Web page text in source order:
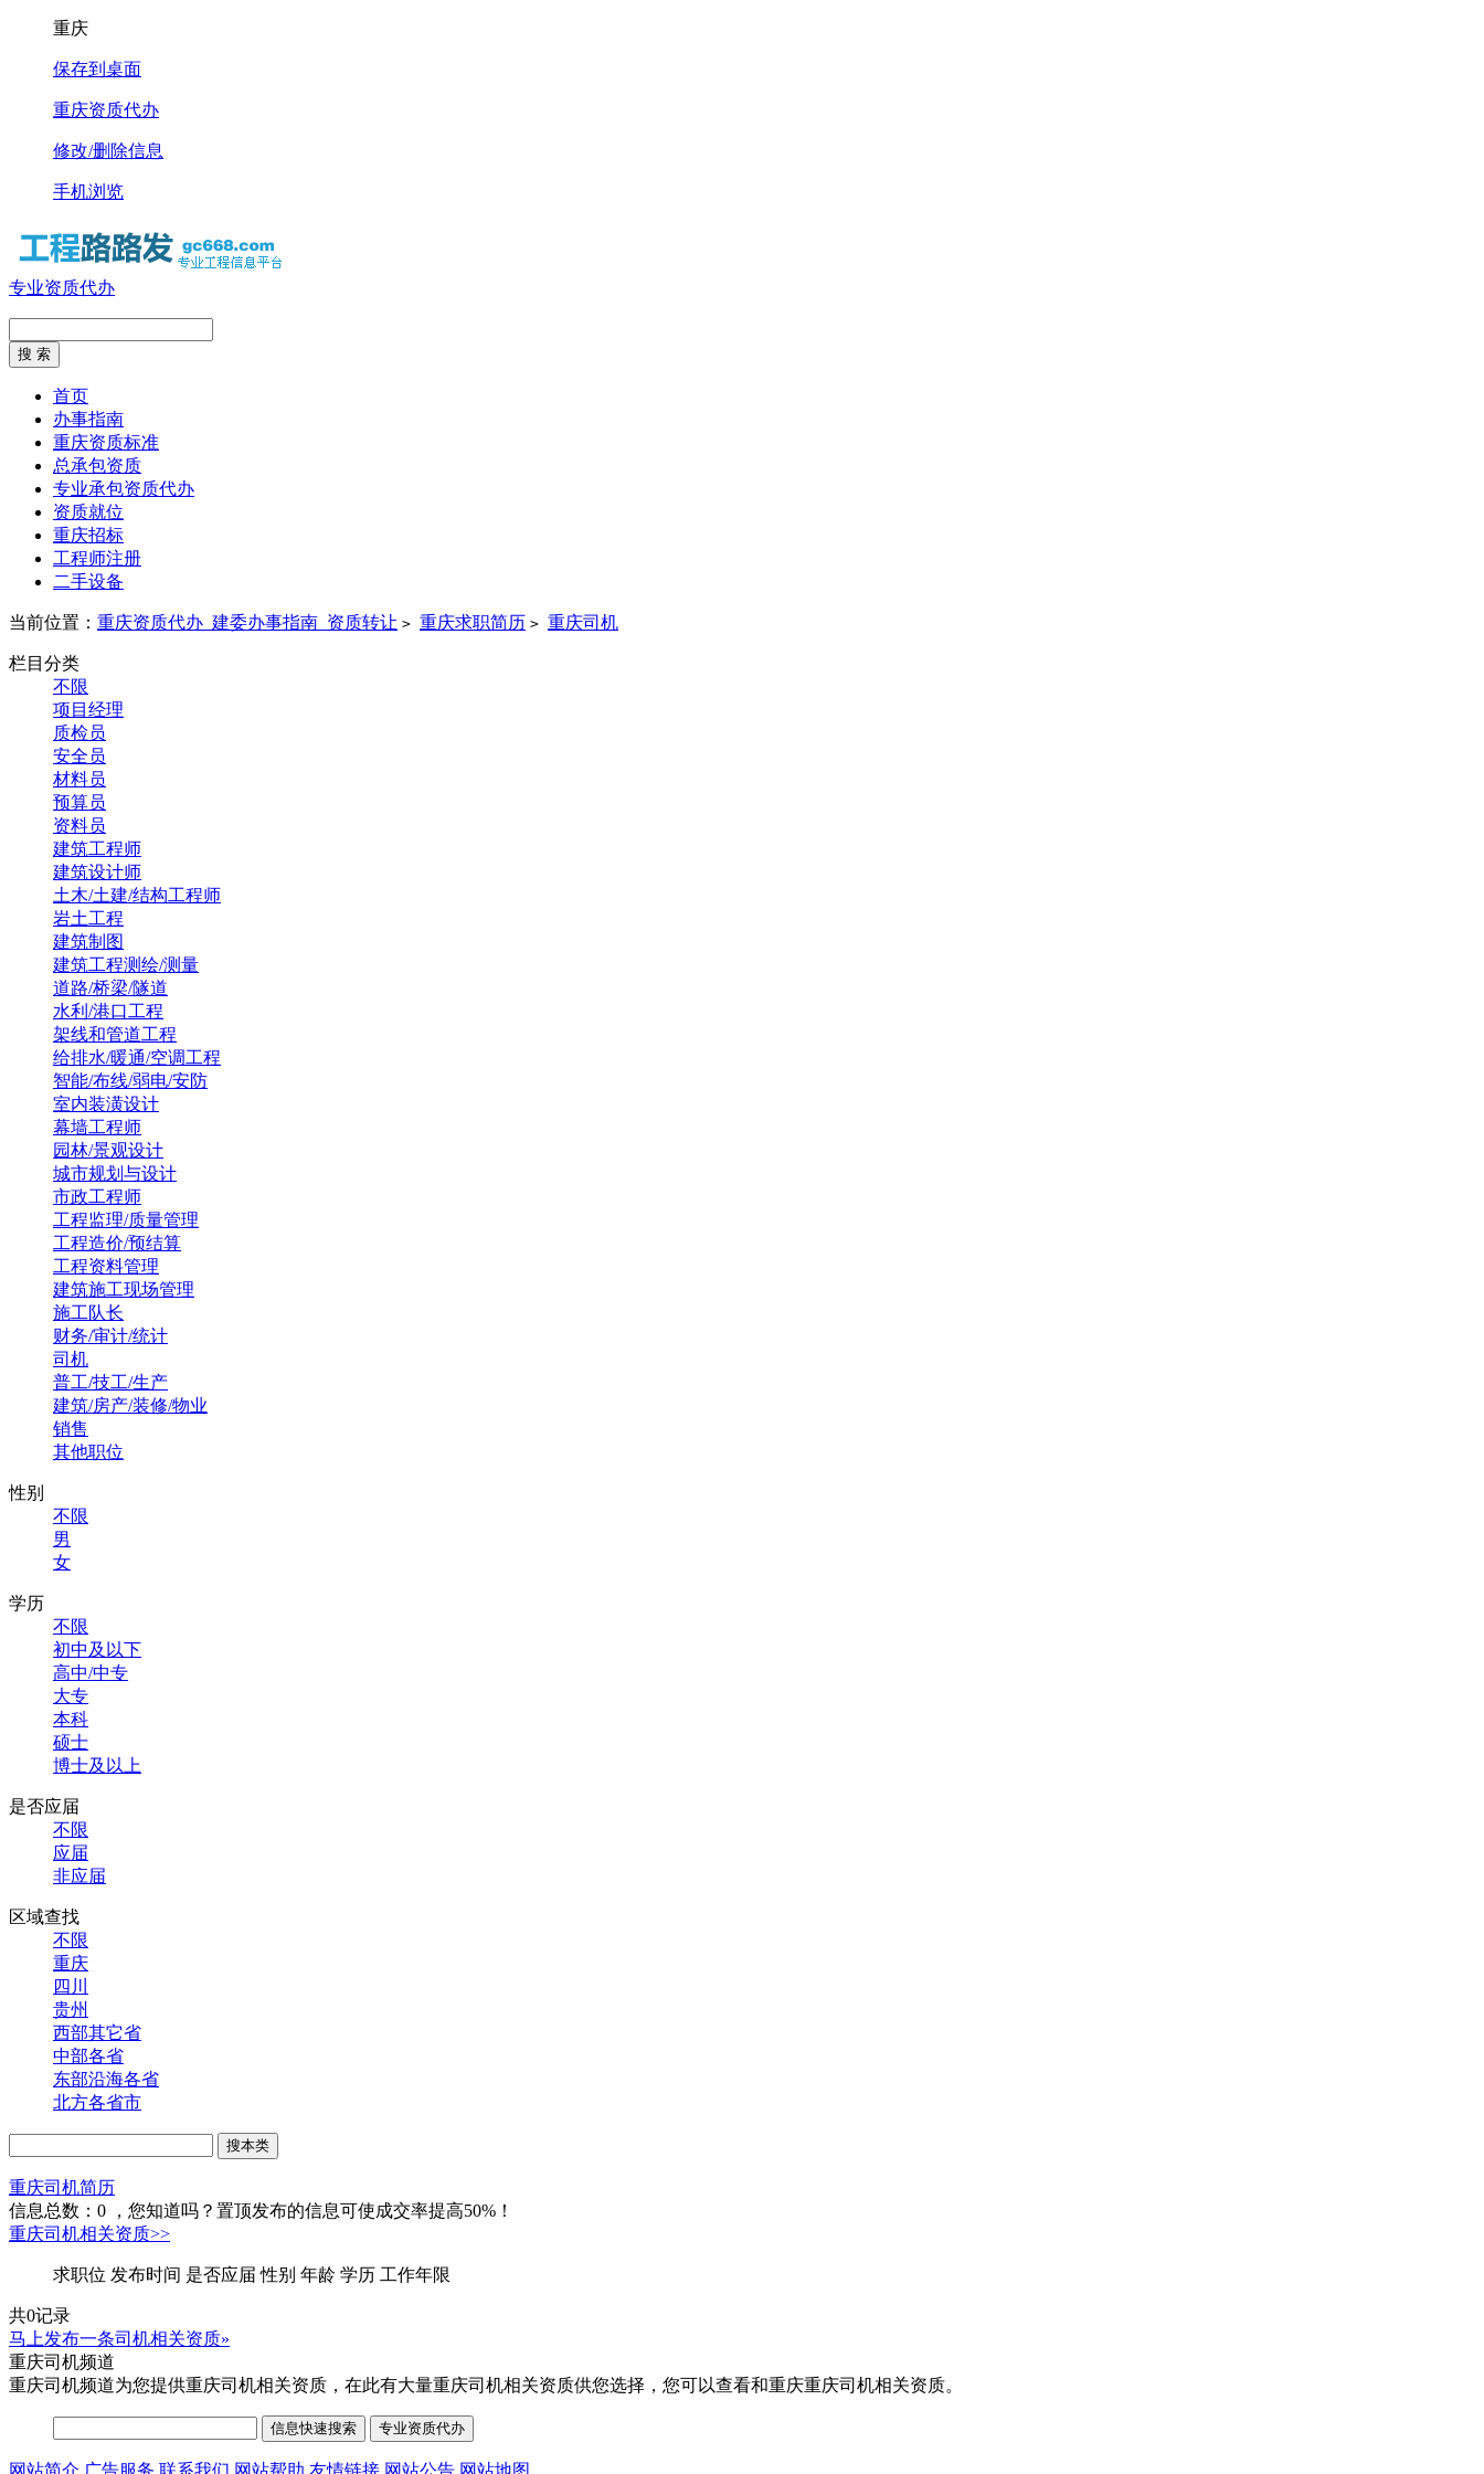
重庆
保存到桌面
重庆资质代办
修改/删除信息
手机浏览
专业资质代办
首页
办事指南
重庆资质标准
总承包资质
专业承包资质代办
资质就位
重庆招标
工程师注册
二手设备
当前位置： 重庆资质代办_建委办事指南_资质转让 > 重庆求职简历 > 重庆司机
栏目分类
不限
项目经理
质检员
安全员
材料员
预算员
资料员
建筑工程师
建筑设计师
土木/土建/结构工程师
岩土工程
建筑制图
建筑工程测绘/测量
道路/桥梁/隧道
水利/港口工程
架线和管道工程
给排水/暖通/空调工程
智能/布线/弱电/安防
室内装潢设计
幕墙工程师
园林/景观设计
城市规划与设计
市政工程师
工程监理/质量管理
工程造价/预结算
工程资料管理
建筑施工现场管理
施工队长
财务/审计/统计
司机
普工/技工/生产
建筑/房产/装修/物业
销售
其他职位
性别
不限
男
女
学历
不限
初中及以下
高中/中专
大专
本科
硕士
博士及以上
是否应届
不限
应届
非应届
区域查找
不限
重庆
四川
贵州
西部其它省
中部各省
东部沿海各省
北方各省市
重庆司机简历
信息总数： 0 ，您知道吗？置顶发布的信息可使成交率提高50%！
重庆司机相关资质>>
求职位 发布时间 是否应届 性别 年龄 学历 工作年限
共0记录
马上发布一条司机相关资质»
重庆司机频道
重庆司机频道为您提供重庆司机相关资质，在此有大量重庆司机相关资质供您选择，您可以查看和重庆重庆司机相关资质。
网站简介 广告服务 联系我们 网站帮助 友情链接 网站公告 网站地图